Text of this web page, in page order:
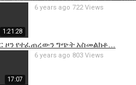
1:21:28
ዞን የተፈጠረውን ግጭት አስመልክቶ...
6 years ago 722 Views
17:07
6 years ago 803 Views